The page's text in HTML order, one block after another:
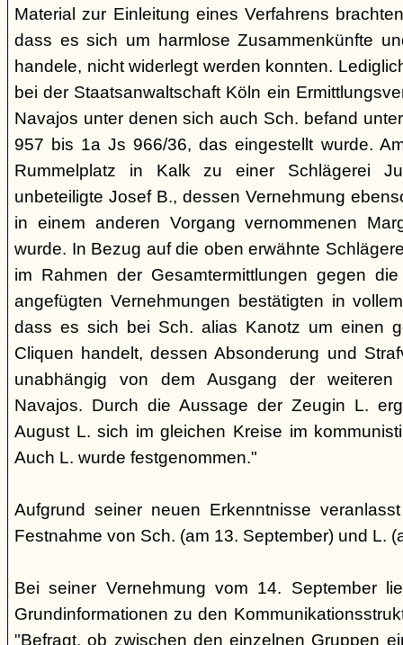
Material zur Einleitung eines Verfahrens
dass es sich um harmlose Zusammenkünfte
handele, nicht widerlegt werden konnten.
bei der Staatsanwaltschaft Köln ein
Navajos unter denen sich auch Sch. befand
957 bis 1a Js 966/36, das eingestellt wurde.
Rummelplatz in Kalk zu einer Schlägerei
unbeteiligte Josef B., dessen Vernehmung
in einem anderen Vorgang vernommenen
wurde. In Bezug auf die oben erwähnte
im Rahmen der Gesamtermittlungen gegen
angefügten Vernehmungen bestätigten in
dass es sich bei Sch. alias Kanotz um einen
Cliquen handelt, dessen Absonderung und
unabhängig von dem Ausgang der weiteren
Navajos. Durch die Aussage der Zeugin L.
August L. sich im gleichen Kreise im
Auch L. wurde festgenommen."
Aufgrund seiner neuen Erkenntnisse
Festnahme von Sch. (am 13. September) und L.
Bei seiner Vernehmung vom 14. September
Grundinformationen zu den
"Befragt, ob zwischen den einzelnen Gruppen